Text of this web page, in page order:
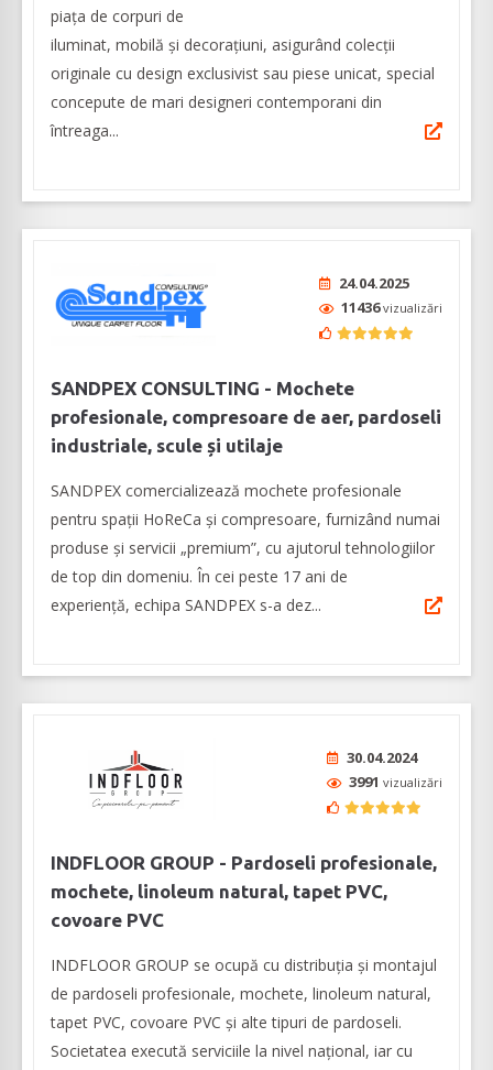
piața de corpuri de
iluminat, mobilă și decorațiuni, asigurând colecții
originale cu design exclusivist sau piese unicat, special
concepute de mari designeri contemporani din
întreaga...
24.04.2025
11436vizualizări
SANDPEX CONSULTING - Mochete
profesionale, compresoare de aer, pardoseli
industriale, scule și utilaje
SANDPEX comercializează mochete profesionale
pentru spații HoReCa şi compresoare, furnizând numai
produse și servicii „premium”, cu ajutorul tehnologiilor
de top din domeniu. În cei peste 17 ani de
experiență, echipa SANDPEX s-a dez...
30.04.2024
3991 vizualizări
INDFLOOR GROUP - Pardoseli profesionale,
mochete, linoleum natural, tapet PVC,
covoare PVC
INDFLOOR GROUP se ocupă cu distribuția și montajul
de pardoseli profesionale, mochete, linoleum natural,
tapet PVC, covoare PVC și alte tipuri de pardoseli.
Societatea execută serviciile la nivel național, iar cu